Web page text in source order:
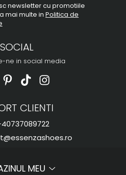
newsletter cu promotiile
mai multe in Politica de
SOCIAL
ne in social media
CLIENTI
MEU